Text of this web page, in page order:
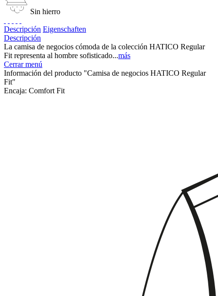
Sin hierro
Descripción Eigenschaften
Descripción
La camisa de negocios cómoda de la colección HATICO Regular
Fit representa al hombre sofisticado...más
Cerrar menú
Información del producto "Camisa de negocios HATICO Regular
Fit"
Encaja: Comfort Fit